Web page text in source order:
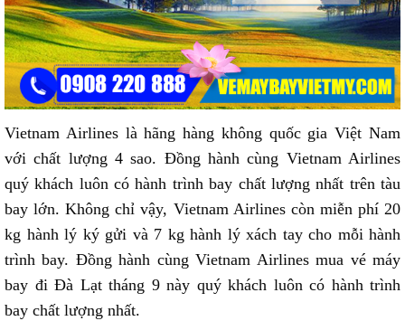
Vietnam Airlines là hãng hàng không quốc gia Việt Nam
với chất lượng 4 sao. Đồng hành cùng Vietnam Airlines
quý khách luôn có hành trình bay chất lượng nhất trên tàu
bay lớn. Không chỉ vậy, Vietnam Airlines còn miễn phí 20
kg hành lý ký gửi và 7 kg hành lý xách tay cho mỗi hành
trình bay. Đồng hành cùng Vietnam Airlines mua vé máy
bay đi Đà Lạt tháng 9 này quý khách luôn có hành trình
bay chất lượng nhất.